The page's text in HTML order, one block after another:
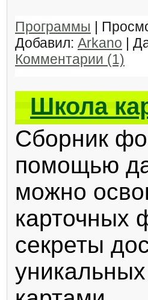
Программы |
Добавил: Arkano |
Комментарии (1)
Школа
Сборник
помощью
можно
карточных
секреты